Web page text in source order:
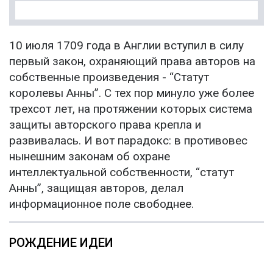
10 июля 1709 года в Англии вступил в силу
первый закон, охраняющий права авторов на
собственные произведения - “Статут
королевы Анны”. С тех пор минуло уже более
трехсот лет, на протяжении которых система
защиты авторского права крепла и
развивалась. И вот парадокс: в противовес
нынешним законам об охране
интеллектуальной собственности, “статут
Анны”, защищая авторов, делал
информационное поле свободнее.
РОЖДЕНИЕ ИДЕИ